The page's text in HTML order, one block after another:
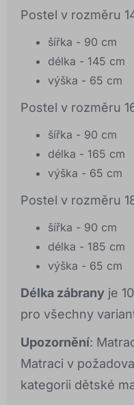
Postel v rozměru
šířka - 90 cm
délka - 145 cm
výška - 65 cm
Postel v rozměru
šířka - 90 cm
délka - 165 cm
výška - 65 cm
Postel v rozměru
šířka - 90 cm
délka - 185 cm
výška - 65 cm
Délka zábrany je
pro všechny
Upozornění:
Matraci v
kategorii dětské